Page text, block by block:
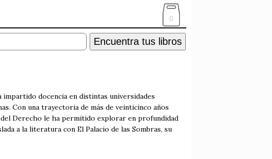
0
Encuentra tus libros
docencia en distintas universidades
Con una trayectoria de más de veinticinco años
del Derecho le ha permitido explorar en profundidad
a la literatura con El Palacio de las Sombras, su